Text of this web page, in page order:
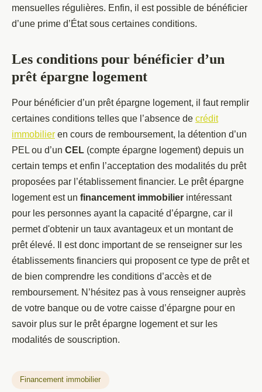
mensuelles régulières. Enfin, il est possible de bénéficier
d’une prime d’État sous certaines conditions.
Les conditions pour bénéficier d’un
prêt épargne logement
Pour bénéficier d’un prêt épargne logement, il faut remplir
certaines conditions telles que l’absence de crédit
immobilier en cours de remboursement, la détention d’un
PEL ou d’un CEL (compte épargne logement) depuis un
certain temps et enfin l’acceptation des modalités du prêt
proposées par l’établissement financier. Le prêt épargne
logement est un financement immobilier intéressant
pour les personnes ayant la capacité d’épargne, car il
permet d'obtenir un taux avantageux et un montant de
prêt élevé. Il est donc important de se renseigner sur les
établissements financiers qui proposent ce type de prêt et
de bien comprendre les conditions d’accès et de
remboursement. N’hésitez pas à vous renseigner auprès
de votre banque ou de votre caisse d’épargne pour en
savoir plus sur le prêt épargne logement et sur les
modalités de souscription.
Financement immobilier